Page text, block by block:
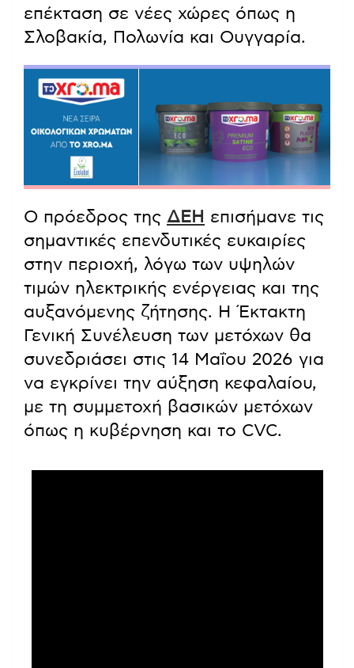
επέκταση σε νέες χώρες όπως η
Σλοβακία, Πολωνία και Ουγγαρία.
Ο πρόεδρος της ΔΕΗ επισήμανε τις
σημαντικές επενδυτικές ευκαιρίες
στην περιοχή, λόγω των υψηλών
τιμών ηλεκτρικής ενέργειας και της
αυξανόμενης ζήτησης. Η Έκτακτη
Γενική Συνέλευση των μετόχων θα
συνεδριάσει στις 14 Μαΐου 2026 για
να εγκρίνει την αύξηση κεφαλαίου,
με τη συμμετοχή βασικών μετόχων
όπως η κυβέρνηση και το CVC.